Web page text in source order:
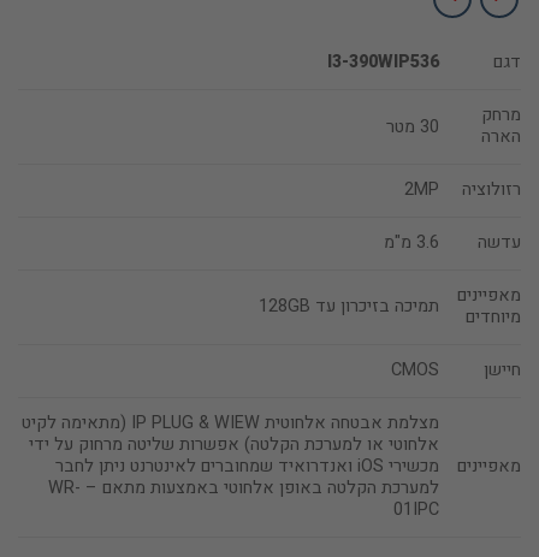
דגם I3-390WIP536
מרחק
הארה
30 מטר
רזולוציה 2MP
עדשה 3.6 מ"מ
מאפיינים
מיוחדים
תמיכה בזיכרון עד 128GB
חיישן CMOS
מאפיינים
מצלמת אבטחה אלחוטית IP PLUG & WIEW (מתאימה לקיט
אלחוטי או למערכת הקלטה) אפשרות שליטה מרחוק על ידי
מכשירי iOS ואנדרואיד שמחוברים לאינטרנט ניתן לחבר
למערכת הקלטה באופן אלחוטי באמצעות מתאם – WR-
01IPC